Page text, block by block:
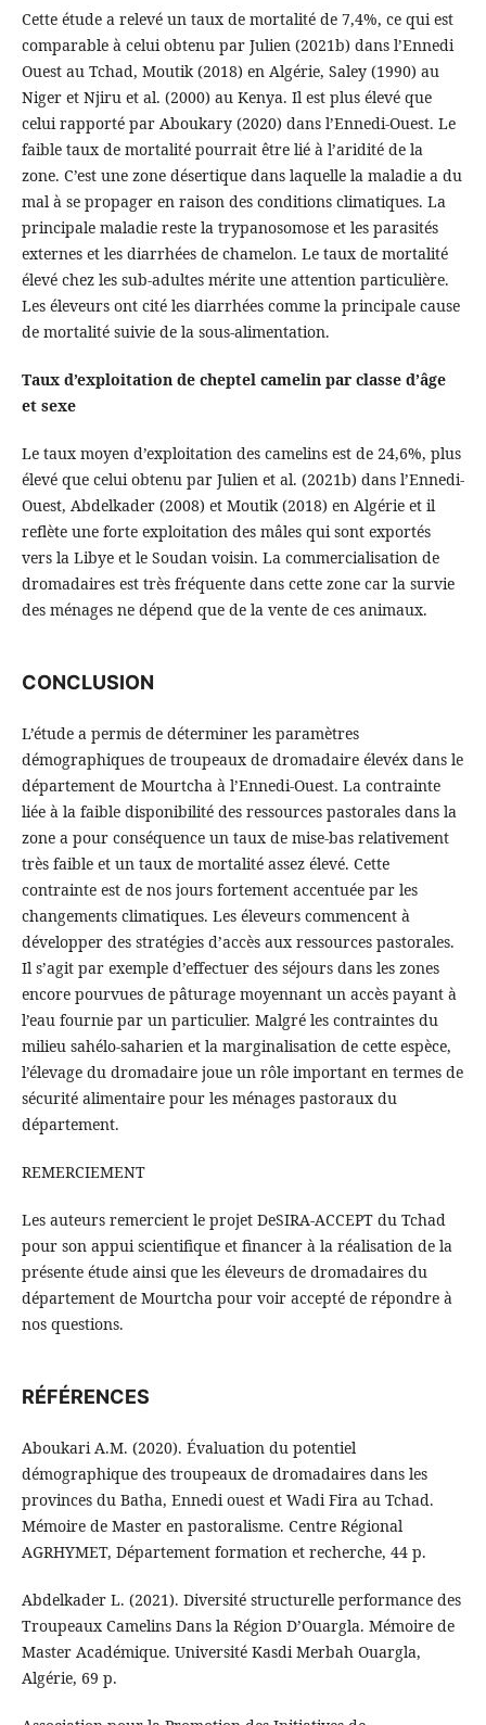
Cette étude a relevé un taux de mortalité de 7,4%, ce qui est
comparable à celui obtenu par Julien (2021b) dans l’Ennedi
Ouest au Tchad, Moutik (2018) en Algérie, Saley (1990) au
Niger et Njiru et al. (2000) au Kenya. Il est plus élevé que
celui rapporté par Aboukary (2020) dans l’Ennedi-Ouest. Le
faible taux de mortalité pourrait être lié à l’aridité de la
zone. C’est une zone désertique dans laquelle la maladie a du
mal à se propager en raison des conditions climatiques. La
principale maladie reste la trypanosomose et les parasités
externes et les diarrhées de chamelon. Le taux de mortalité
élevé chez les sub-adultes mérite une attention particulière.
Les éleveurs ont cité les diarrhées comme la principale cause
de mortalité suivie de la sous-alimentation.
Taux d’exploitation de cheptel camelin par classe d’âge
et sexe
Le taux moyen d’exploitation des camelins est de 24,6%, plus
élevé que celui obtenu par Julien et al. (2021b) dans l’Ennedi-
Ouest, Abdelkader (2008) et Moutik (2018) en Algérie et il
reflète une forte exploitation des mâles qui sont exportés
vers la Libye et le Soudan voisin. La commercialisation de
dromadaires est très fréquente dans cette zone car la survie
des ménages ne dépend que de la vente de ces animaux.
CONCLUSION
L’étude a permis de déterminer les paramètres
démographiques de troupeaux de dromadaire élevéx dans le
département de Mourtcha à l’Ennedi-Ouest. La contrainte
liée à la faible disponibilité des ressources pastorales dans la
zone a pour conséquence un taux de mise-bas relativement
très faible et un taux de mortalité assez élevé. Cette
contrainte est de nos jours fortement accentuée par les
changements climatiques. Les éleveurs commencent à
développer des stratégies d’accès aux ressources pastorales.
Il s’agit par exemple d’effectuer des séjours dans les zones
encore pourvues de pâturage moyennant un accès payant à
l’eau fournie par un particulier. Malgré les contraintes du
milieu sahélo-saharien et la marginalisation de cette espèce,
l’élevage du dromadaire joue un rôle important en termes de
sécurité alimentaire pour les ménages pastoraux du
département.
REMERCIEMENT
Les auteurs remercient le projet DeSIRA-ACCEPT du Tchad
pour son appui scientifique et financer à la réalisation de la
présente étude ainsi que les éleveurs de dromadaires du
département de Mourtcha pour voir accepté de répondre à
nos questions.
RÉFÉRENCES
Aboukari A.M. (2020). Évaluation du potentiel
démographique des troupeaux de dromadaires dans les
provinces du Batha, Ennedi ouest et Wadi Fira au Tchad.
Mémoire de Master en pastoralisme. Centre Régional
AGRHYMET, Département formation et recherche, 44 p.
Abdelkader L. (2021). Diversité structurelle performance des
Troupeaux Camelins Dans la Région D’Ouargla. Mémoire de
Master Académique. Université Kasdi Merbah Ouargla,
Algérie, 69 p.